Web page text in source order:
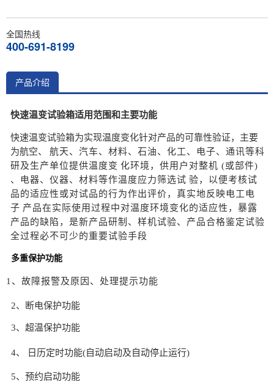
全国热线
400-691-8199
产品介绍
快速温变试验箱适用范围和主要功能
快速温变试验箱为实现温度变化针对产品的可靠性验证，主要
为航空、
航天、 汽车、材料、石油、化工、电子、通讯等科
研及生产单位提供温度变 化环境，供用户对整机 (或部件)
、电器、仪器、材料等作温度应力筛选试 验， 以便考核试
品的适应性或对试品的行为作出评价，真实地反映电工电
子 产品在实际使用过程中对温度环境变化的适应性，暴露
产品的缺陷，是新产品研制 、样机试验、产品合格鉴定试验
全过程必不可少的重要试验手段
多重保护功能
1、故障报警及原因、处理提示功能
2、断电保护功能
3、超温保护功能
4、 日历定时功能(自动启动及自动停止运行)
5、预约启动功能